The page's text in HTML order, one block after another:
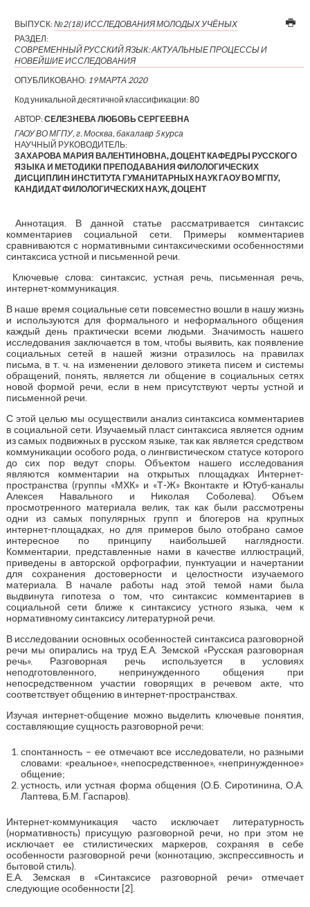
ВЫПУСК:№2(18) ИССЛЕДОВАНИЯ МОЛОДЫХ УЧЁНЫХ
РАЗДЕЛ:
СОВРЕМЕННЫЙ РУССКИЙ ЯЗЫК: АКТУАЛЬНЫЕ ПРОЦЕССЫ И
НОВЕЙШИЕ ИССЛЕДОВАНИЯ
ОПУБЛИКОВАНО: 19 МАРТА 2020
Код уникальной десятичной классификации:80
АВТОР:СЕЛЕЗНЕВА ЛЮБОВЬ СЕРГЕЕВНА
ГАОУ ВО МГПУ, г. Москва, бакалавр 5 курса
НАУЧНЫЙ РУКОВОДИТЕЛЬ:
ЗАХАРОВА МАРИЯ ВАЛЕНТИНОВНА, ДОЦЕНТ КАФЕДРЫ РУССКОГО
ЯЗЫКА И МЕТОДИКИ ПРЕПОДАВАНИЯ ФИЛОЛОГИЧЕСКИХ
ДИСЦИПЛИН ИНСТИТУТА ГУМАНИТАРНЫХ НАУК ГАОУ ВО МГПУ,
КАНДИДАТ ФИЛОЛОГИЧЕСКИХ НАУК, ДОЦЕНТ
Аннотация. В данной статье рассматривается синтаксис
комментариев социальной сети. Примеры комментариев
сравниваются с нормативными синтаксическими особенностями
синтаксиса устной и письменной речи.
Ключевые слова: синтаксис, устная речь, письменная речь,
интернет-коммуникация.
В наше время социальные сети повсеместно вошли в нашу жизнь
и используются для формального и неформального общения
каждый день практически всеми людьми. Значимость нашего
исследования заключается в том, чтобы выявить, как появление
социальных сетей в нашей жизни отразилось на правилах
письма, в т. ч. на изменении делового этикета писем и системы
обращений, понять, является ли общение в социальных сетях
новой формой речи, если в нем присутствуют черты устной и
письменной речи.
С этой целью мы осуществили анализ синтаксиса комментариев
в социальной сети. Изучаемый пласт синтаксиса является одним
из самых подвижных в русском языке, так как является средством
коммуникации особого рода, о лингвистическом статусе которого
до сих пор ведут споры. Объектом нашего исследования
являются комментарии на открытых площадках Интернет-
пространства (группы «МХК» и «Т-Ж» Вконтакте и Ютуб-каналы
Алексея Навального и Николая Соболева). Объем
просмотренного материала велик, так как были рассмотрены
одни из самых популярных групп и блогеров на крупных
интернет-площадках, но для примеров было отобрано самое
интересное по принципу наибольшей наглядности.
Комментарии, представленные нами в качестве иллюстраций,
приведены в авторской орфографии, пунктуации и начертании
для сохранения достоверности и целостности изучаемого
материала. В начале работы над этой темой нами была
выдвинута гипотеза о том, что синтаксис комментариев в
социальной сети ближе к синтаксису устного языка, чем к
нормативному синтаксису литературной речи.
В исследовании основных особенностей синтаксиса разговорной
речи мы опирались на труд Е.А. Земской «Русская разговорная
речь». Разговорная речь используется в условиях
неподготовленного, непринужденного общения при
непосредственном участии говорящих в речевом акте, что
соответствует общению в интернет-пространствах.
Изучая интернет-общение можно выделить ключевые понятия,
составляющие сущность разговорной речи:
спонтанность – ее отмечают все исследователи, но разными
словами: «реальное», «непосредственное», «непринужденное»
общение;
устность, или устная форма общения (О.Б. Сиротинина, О.А.
Лаптева, Б.М. Гаспаров).
Интернет-коммуникация часто исключает литературность
(нормативность) присущую разговорной речи, но при этом не
исключает ее стилистических маркеров, сохраняя в себе
особенности разговорной речи (коннотацию, экспрессивность и
бытовой стиль).
Е.А. Земская в «Синтаксисе разговорной речи» отмечает
следующие особенности [2].